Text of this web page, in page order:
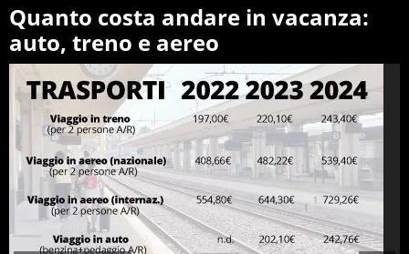
Quanto costa andare in vacanza:
auto, treno e aereo